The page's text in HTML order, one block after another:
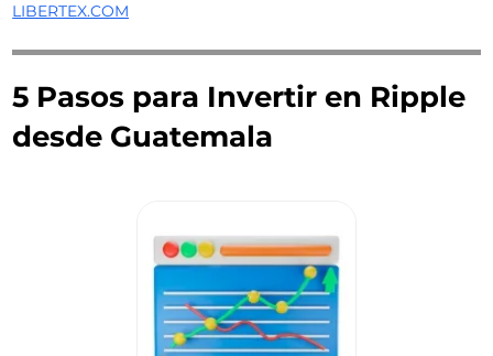
LIBERTEX.COM
5 Pasos para Invertir en Ripple
desde Guatemala